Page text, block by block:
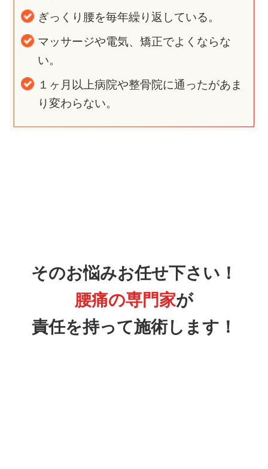
ぎっくり腰を毎年繰り返している。
マッサージや電気、矯正でよくならな
い。
１ヶ月以上病院や整骨院に通ったがあま
り変わらない。
そのお悩みお任せ下さい！
腰痛の専門家が
責任を持って施術します！